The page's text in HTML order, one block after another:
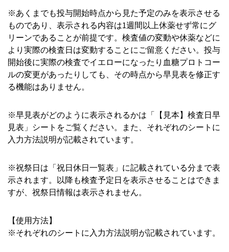
※あくまでも投与開始時点から見た予定のみを表示させる
ものであり、表示される内容は1週間以上休薬せず常にグ
リーンであることが前提です。検査値の変動や休薬などに
より実際の検査日は変動することにご留意ください。投与
開始後に実際の検査でイエローになったり血糖プロトコー
ルの変更があったりしても、その時点から早見表を修正す
る機能はありません。
※早見表がどのように表示されるかは「【見本】検査日早
見表」シートをご覧ください。また、それぞれのシートに
入力方法説明が記載されています。
※祝祭日は「祝日休日一覧表」に記載されている分まで表
示されます。以降も検査予定日を表示させることはできま
すが、祝祭日情報は表示されません。
【使用方法】
※それぞれのシートに入力方法説明が記載されています。